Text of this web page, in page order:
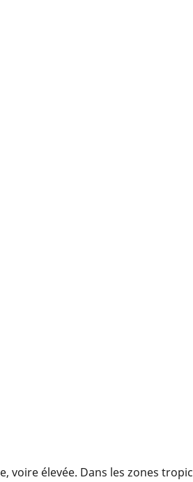
voire élevée. Dans les zones